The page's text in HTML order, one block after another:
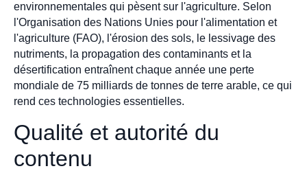
environnementales qui pèsent sur l'agriculture. Selon
l'Organisation des Nations Unies pour l'alimentation et
l'agriculture (FAO), l'érosion des sols, le lessivage des
nutriments, la propagation des contaminants et la
désertification entraînent chaque année une perte
mondiale de 75 milliards de tonnes de terre arable, ce qui
rend ces technologies essentielles.
Qualité et autorité du
contenu